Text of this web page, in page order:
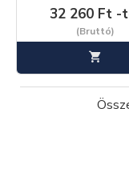
32 260 Ft -
(Bruttó)